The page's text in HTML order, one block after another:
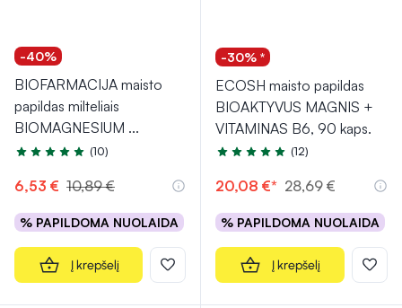
-40%
BIOFARMACIJA maisto
papildas milteliais
BIOMAGNESIUM ...
Įvertinimas 5.0 iš 5
(10)
6,53 € 10,89 €
% PAPILDOMA NUOLAIDA
Į krepšelį
-30% *
ECOSH maisto papildas
BIOAKTYVUS MAGNIS +
VITAMINAS B6, 90 kaps.
Įvertinimas 5.0 iš 5
(12)
20,08 €* 28,69 €
% PAPILDOMA NUOLAIDA
Į krepšelį